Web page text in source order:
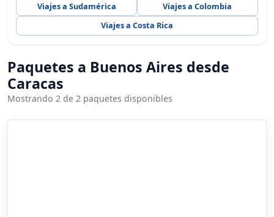
Viajes a Sudamérica
Viajes a Colombia
Viajes a Costa Rica
Paquetes a Buenos Aires desde
Caracas
Mostrando 2 de 2 paquetes disponibles